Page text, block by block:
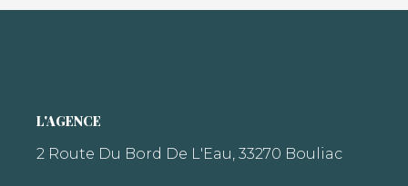
L'AGENCE
2 Route Du Bord De L'Eau, 33270 Bouliac